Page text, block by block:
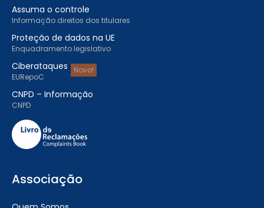
Assuma o controle
Informação direitos dos titulares
Proteção de dados na UE
Enquadramento legislativo
Ciberataques
EURepoC
Novo!
CNPD – Informação
CNPD
Associação